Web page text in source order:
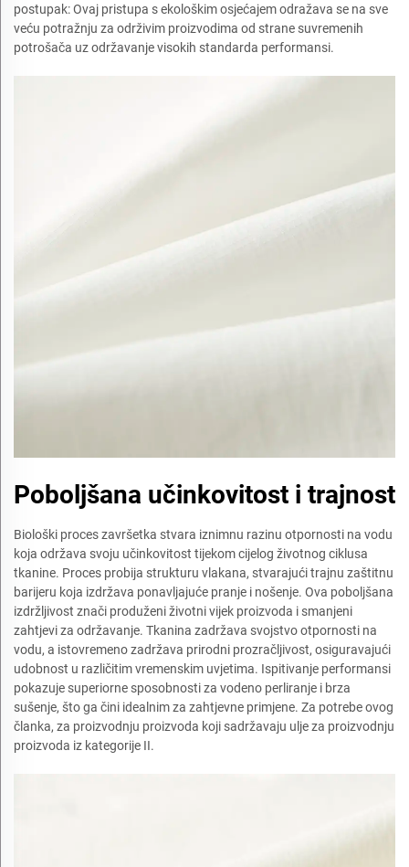
postupak: Ovaj pristupa s ekološkim osjećajem odražava se na sve
veću potražnju za održivim proizvodima od strane suvremenih
potrošača uz održavanje visokih standarda performansi.
Poboljšana učinkovitost i trajnost
Biološki proces završetka stvara iznimnu razinu otpornosti na vodu
koja održava svoju učinkovitost tijekom cijelog životnog ciklusa
tkanine. Proces probija strukturu vlakana, stvarajući trajnu zaštitnu
barijeru koja izdržava ponavljajuće pranje i nošenje. Ova poboljšana
izdržljivost znači produženi životni vijek proizvoda i smanjeni
zahtjevi za održavanje. Tkanina zadržava svojstvo otpornosti na
vodu, a istovremeno zadržava prirodni prozračljivost, osiguravajući
udobnost u različitim vremenskim uvjetima. Ispitivanje performansi
pokazuje superiorne sposobnosti za vodeno perliranje i brza
sušenje, što ga čini idealnim za zahtjevne primjene. Za potrebe ovog
članka, za proizvodnju proizvoda koji sadržavaju ulje za proizvodnju
proizvoda iz kategorije II.